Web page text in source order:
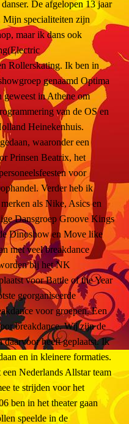
De afgelopen 13 jaar
Mijn specialiteiten zijn
maar ik dans ook
Rollerskating. Ik ben in
genaamd Optima
geweest in Athene om
van de OS en
Heinekenhuis.
waaronder een
Prinsen Beatrix, het
voor
Verder heb ik
als Nike, Asics en
Dansgroep Groove Kings
Dinoshow en Move like
met veel breakdance
bij het NK
voor Battle of the Year
georganiseerde
voor groepen. Een
breakdance. Wij zijn de
daarvoor heeft geplaatst. Ik
en in kleinere formaties.
Nederlands Allstar team
te strijden voor het
ben in het theater gaan
speelde in de